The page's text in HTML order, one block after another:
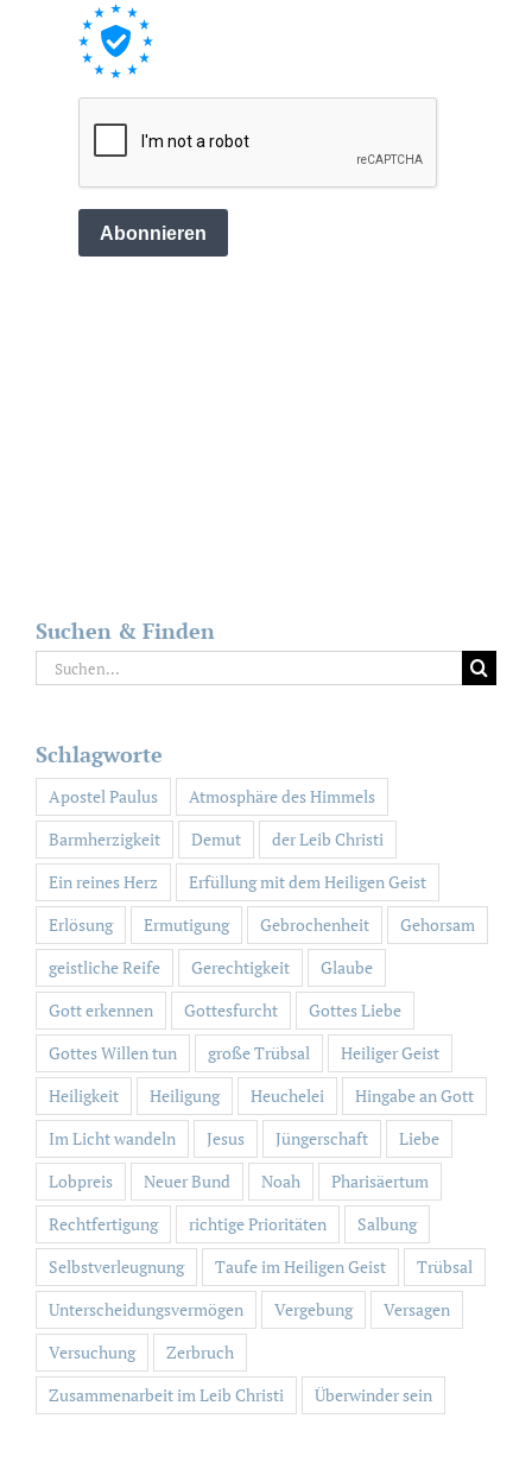
Suchen & Finden
Suche
nach:
Schlagworte
Apostel Paulus
Atmosphäre des Himmels
Barmherzigkeit
Demut
der Leib Christi
Ein reines Herz
Erfüllung mit dem Heiligen Geist
Erlösung
Ermutigung Gebrochenheit
Gehorsam
geistliche Reife
Gerechtigkeit
Glaube
Gott erkennen
Gottesfurcht
Gottes Liebe
Gottes Willen tun
große Trübsal
Heiliger Geist
Heiligkeit
Heiligung Heuchelei
Hingabe an Gott
Im Licht wandeln
Jesus Jüngerschaft
Liebe
Lobpreis
Neuer Bund Noah
Pharisäertum
Rechtfertigung
richtige Prioritäten
Salbung
Selbstverleugnung
Taufe im Heiligen Geist
Trübsal
Unterscheidungsvermögen
Vergebung
Versagen
Versuchung
Zerbruch
Zusammenarbeit im Leib Christi
Überwinder sein